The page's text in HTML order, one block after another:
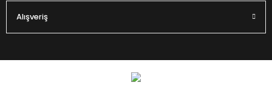
Alışveriş